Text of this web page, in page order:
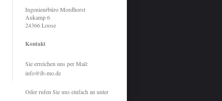
Ingenieurbüro Mordhorst
Aukamp 6
24366 Loose
Kontakt
Sie erreichen uns per Mail:
info@ib-mo.de
Oder rufen Sie uns einfach an unter